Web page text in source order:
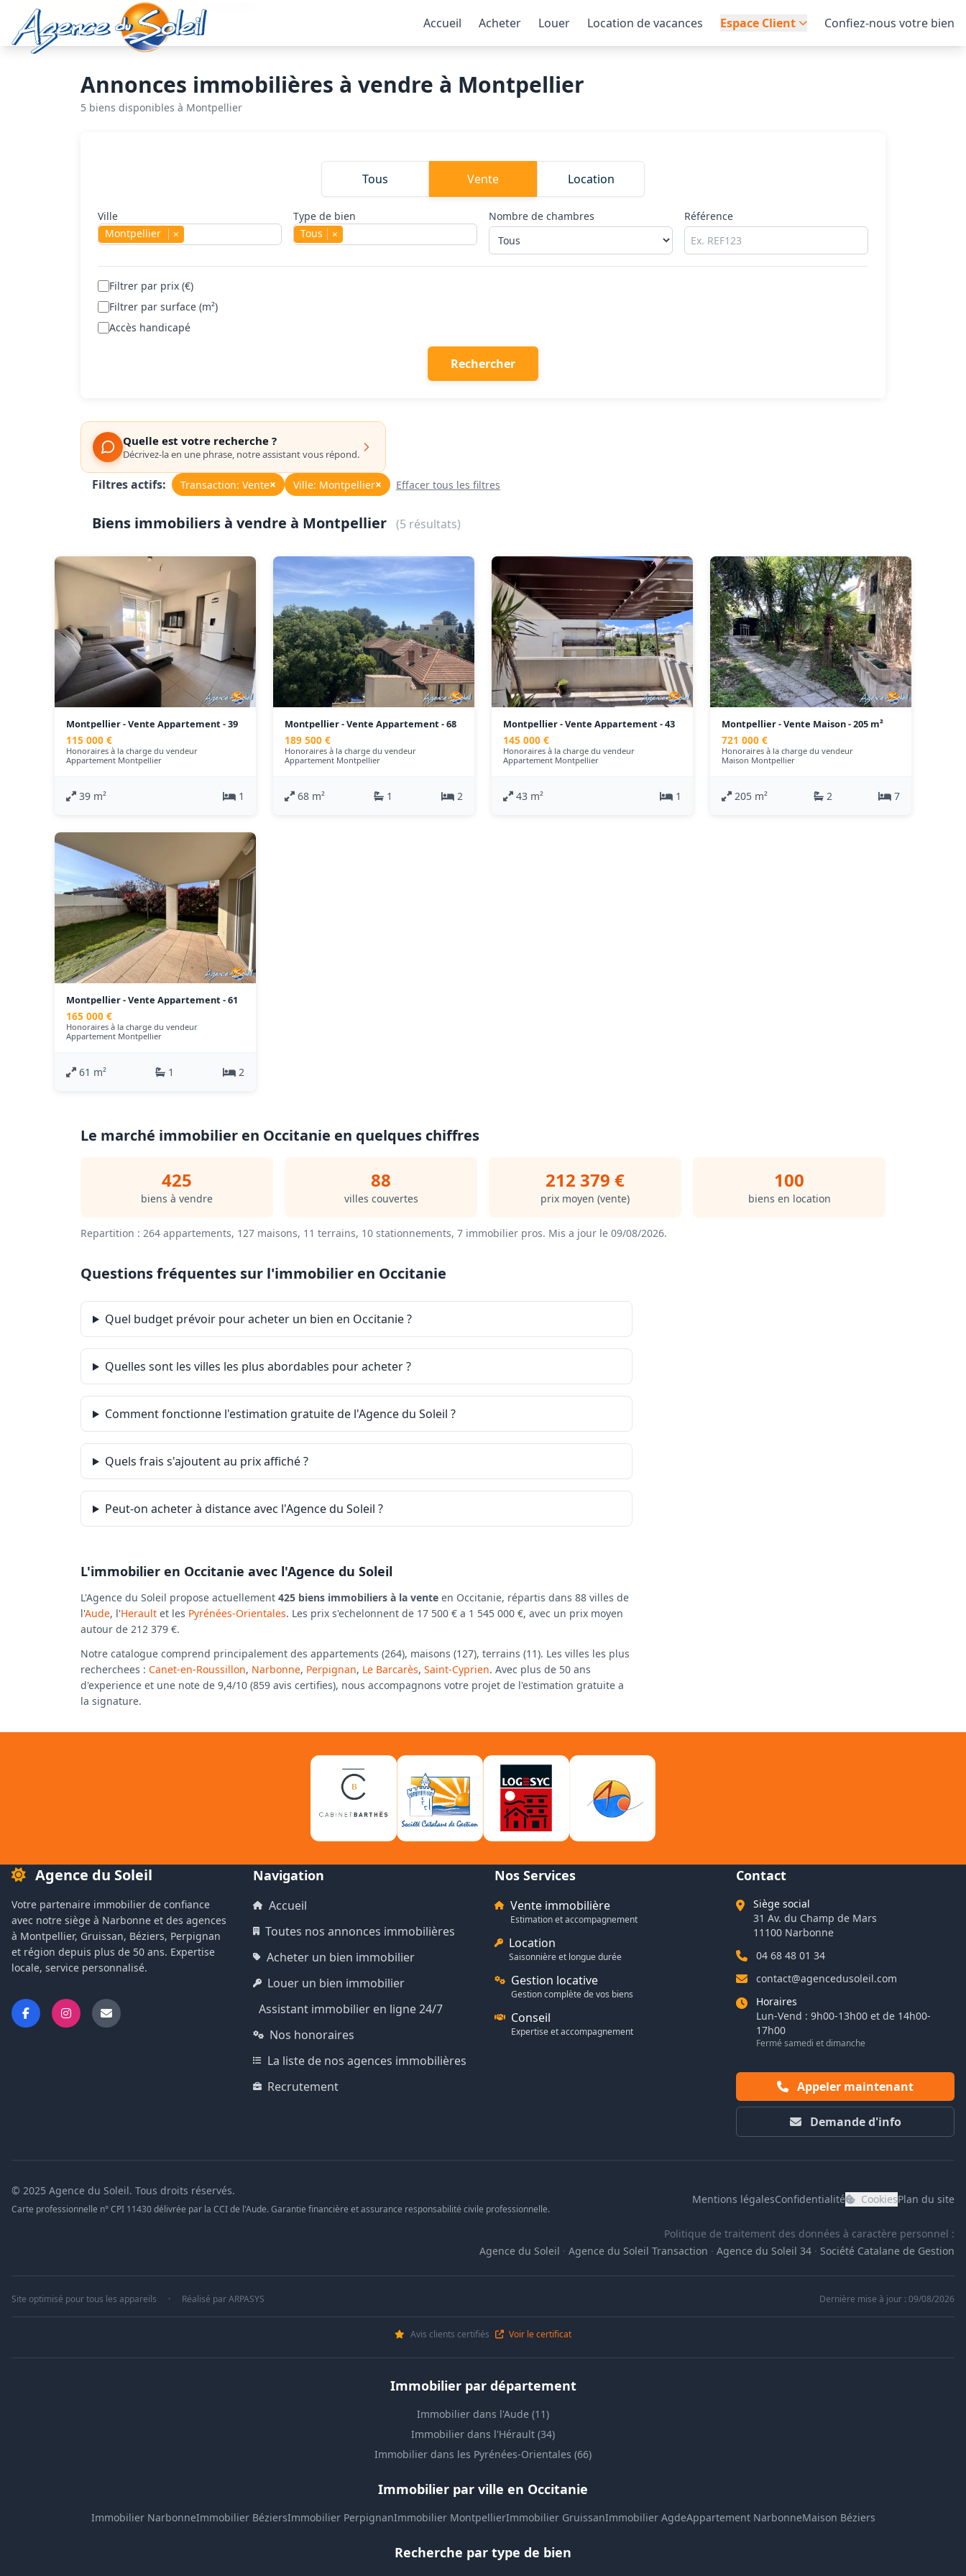
Aller au contenu principal
Accueil
Acheter Louer Location de vacances Espace Client Confiez-nous votre bien
Accueil Annonces immobilières Vente Montpellier
Annonces immobilières à vendre à Montpellier
5 biens disponibles à Montpellier
Tous Vente Location
Ville
Montpellier
×
Type de bien
Tous
×
Nombre de chambres Référence
Filtrer par prix (€)
Filtrer par surface (m²)
Accès handicapé
Rechercher
Quelle est votre recherche ?
Décrivez-la en une phrase, notre assistant vous répond.
Filtres actifs: Transaction: Vente× Ville: Montpellier× Effacer tous les filtres
Biens immobiliers à vendre à Montpellier (5 résultats)
Montpellier - Vente Appartement - 39
m²
115 000 €
Honoraires à la charge du vendeur
Appartement Montpellier
39 m² 1
Montpellier - Vente Appartement - 68
m²
189 500 €
Honoraires à la charge du vendeur
Appartement Montpellier
68 m² 1 2
Montpellier - Vente Appartement - 43
m²
145 000 €
Honoraires à la charge du vendeur
Appartement Montpellier
43 m² 1
Montpellier - Vente Maison - 205 m²
721 000 €
Honoraires à la charge du vendeur
Maison Montpellier
205 m² 2 7
Montpellier - Vente Appartement - 61
m²
165 000 €
Honoraires à la charge du vendeur
Appartement Montpellier
61 m² 1 2
Le marché immobilier en Occitanie en quelques chiffres
425
biens à vendre
88
villes couvertes
212 379 €
prix moyen (vente)
100
biens en location
Repartition : 264 appartements, 127 maisons, 11 terrains, 10 stationnements, 7 immobilier pros. Mis a jour le 09/08/2026.
Questions fréquentes sur l'immobilier en Occitanie
Quel budget prévoir pour acheter un bien en Occitanie ?
Quelles sont les villes les plus abordables pour acheter ?
Comment fonctionne l'estimation gratuite de l'Agence du Soleil ?
Quels frais s'ajoutent au prix affiché ?
Peut-on acheter à distance avec l'Agence du Soleil ?
L'immobilier en Occitanie avec l'Agence du Soleil
L'Agence du Soleil propose actuellement 425 biens immobiliers à la vente en Occitanie, répartis dans 88 villes de
l'Aude, l'Herault et les Pyrénées-Orientales. Les prix s'echelonnent de 17 500 € a 1 545 000 €, avec un prix moyen
autour de 212 379 €.
Notre catalogue comprend principalement des appartements (264), maisons (127), terrains (11). Les villes les plus
recherchees : Canet-en-Roussillon, Narbonne, Perpignan, Le Barcarès, Saint-Cyprien. Avec plus de 50 ans
d'experience et une note de 9,4/10 (859 avis certifies), nous accompagnons votre projet de l'estimation gratuite a
la signature.
Agence du Soleil
Votre partenaire immobilier de confiance
avec notre siège à Narbonne et des agences
à Montpellier, Gruissan, Béziers, Perpignan
et région depuis plus de 50 ans. Expertise
locale, service personnalisé.
Navigation
Accueil
Toutes nos annonces immobilières
Acheter un bien immobilier
Louer un bien immobilier
Assistant immobilier en ligne 24/7
Nos honoraires
La liste de nos agences immobilières
Recrutement
Nos Services
Vente immobilière
Estimation et accompagnement
Location
Saisonnière et longue durée
Gestion locative
Gestion complète de vos biens
Conseil
Expertise et accompagnement
Contact
Siège social
31 Av. du Champ de Mars
11100 Narbonne
04 68 48 01 34
contact@agencedusoleil.com
Horaires
Lun-Vend : 9h00-13h00 et de 14h00-
17h00
Fermé samedi et dimanche
Appeler maintenant
Demande d'info
© 2025 Agence du Soleil. Tous droits réservés.
Carte professionnelle n° CPI 11430 délivrée par la CCI de l'Aude. Garantie financière et assurance responsabilité civile professionnelle.
Mentions légalesConfidentialité CookiesPlan du site
Politique de traitement des données à caractère personnel :
Agence du Soleil · Agence du Soleil Transaction · Agence du Soleil 34 · Société Catalane de Gestion
Site optimisé pour tous les appareils · Réalisé parARPASYS Dernière mise à jour : 09/08/2026
Avis clients certifiés Voir le certificat
Immobilier par département
Immobilier dans l'Aude (11)
Immobilier dans l'Hérault (34)
Immobilier dans les Pyrénées-Orientales (66)
Immobilier par ville en Occitanie
Immobilier NarbonneImmobilier BéziersImmobilier PerpignanImmobilier MontpellierImmobilier GruissanImmobilier AgdeAppartement NarbonneMaison Béziers
Recherche par type de bien
En ligne